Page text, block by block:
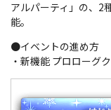
アルパーティ」の、2
能。
●イベントの進め方
・新機能 プロローグ